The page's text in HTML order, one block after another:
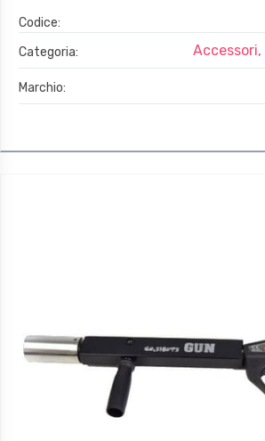
Codice:
Categoria:
Marchio: